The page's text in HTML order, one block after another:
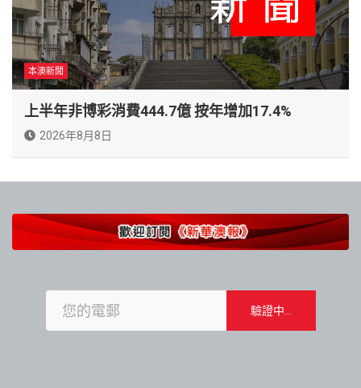
本澳新聞
上半年非博彩消費444.7億 按年增加17.4%
2026年8月8日